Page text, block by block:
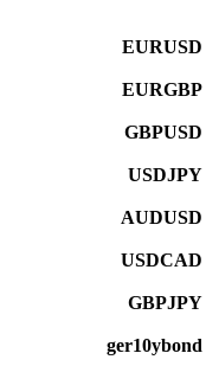
EURUSD
EURGBP
GBPUSD
USDJPY
AUDUSD
USDCAD
GBPJPY
ger10ybond